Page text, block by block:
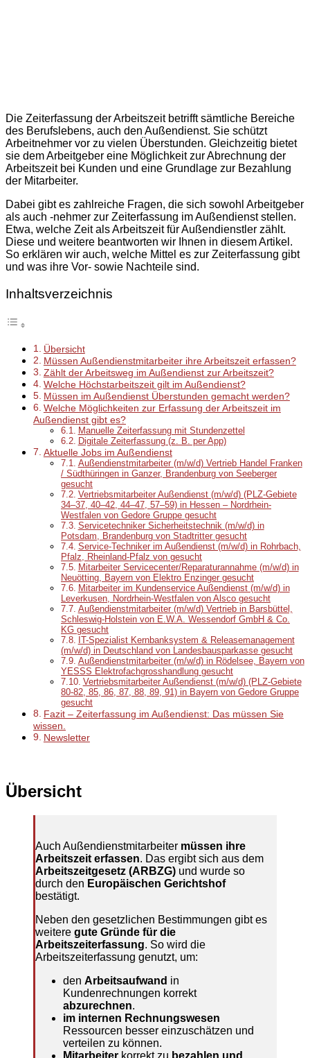
Die Zeiterfassung der Arbeitszeit betrifft sämtliche Bereiche
des Berufslebens, auch den Außendienst. Sie schützt
Arbeitnehmer vor zu vielen Überstunden. Gleichzeitig bietet
sie dem Arbeitgeber eine Möglichkeit zur Abrechnung der
Arbeitszeit bei Kunden und eine Grundlage zur Bezahlung
der Mitarbeiter.
Dabei gibt es zahlreiche Fragen, die sich sowohl Arbeitgeber
als auch -nehmer zur Zeiterfassung im Außendienst stellen.
Etwa, welche Zeit als Arbeitszeit für Außendienstler zählt.
Diese und weitere beantworten wir Ihnen in diesem Artikel.
So erklären wir auch, welche Mittel es zur Zeiterfassung gibt
und was ihre Vor- sowie Nachteile sind.
Inhaltsverzeichnis
Übersicht
Müssen Außendienstmitarbeiter ihre Arbeitszeit erfassen?
Zählt der Arbeitsweg im Außendienst zur Arbeitszeit?
Welche Höchstarbeitszeit gilt im Außendienst?
Müssen im Außendienst Überstunden gemacht werden?
Welche Möglichkeiten zur Erfassung der Arbeitszeit im
Außendienst gibt es?
Manuelle Zeiterfassung mit Stundenzettel
Digitale Zeiterfassung (z. B. per App)
Aktuelle Jobs im Außendienst
Außendienstmitarbeiter (m/w/d) Vertrieb Handel Franken
/ Südthüringen in Ganzer, Brandenburg von Seeberger
gesucht
Vertriebsmitarbeiter Außendienst (m/w/d) (PLZ-Gebiete
34–37, 40–42, 44–47, 57–59) in Hessen – Nordrhein-
Westfalen von Gedore Gruppe gesucht
Servicetechniker Sicherheitstechnik (m/w/d) in
Potsdam, Brandenburg von Stadtritter gesucht
Service-Techniker im Außendienst (m/w/d) in Rohrbach,
Pfalz, Rheinland-Pfalz von gesucht
Mitarbeiter Servicecenter/Reparaturannahme (m/w/d) in
Neuötting, Bayern von Elektro Enzinger gesucht
Mitarbeiter im Kundenservice Außendienst (m/w/d) in
Leverkusen, Nordrhein-Westfalen von Alsco gesucht
Außendienstmitarbeiter (m/w/d) Vertrieb in Barsbüttel,
Schleswig-Holstein von E.W.A. Wessendorf GmbH & Co.
KG gesucht
IT-Spezialist Kernbanksystem & Releasemanagement
(m/w/d) in Deutschland von Landesbausparkasse gesucht
Außendienstmitarbeiter (m/w/d) in Rödelsee, Bayern von
YESSS Elektrofachgrosshandlung gesucht
Vertriebsmitarbeiter Außendienst (m/w/d) (PLZ-Gebiete
80-82, 85, 86, 87, 88, 89, 91) in Bayern von Gedore Gruppe
gesucht
Fazit – Zeiterfassung im Außendienst: Das müssen Sie
wissen.
Newsletter
Übersicht
Auch Außendienstmitarbeiter müssen ihre
Arbeitszeit erfassen. Das ergibt sich aus dem
Arbeitszeitgesetz (ARBZG) und wurde so
durch den Europäischen Gerichtshof
bestätigt.
Neben den gesetzlichen Bestimmungen gibt es
weitere gute Gründe für die
Arbeitszeiterfassung. So wird die
Arbeitszeiterfassung genutzt, um:
den Arbeitsaufwand in
Kundenrechnungen korrekt
abzurechnen.
im internen Rechnungswesen
Ressourcen besser einzuschätzen und
verteilen zu können.
Mitarbeiter korrekt zu bezahlen und